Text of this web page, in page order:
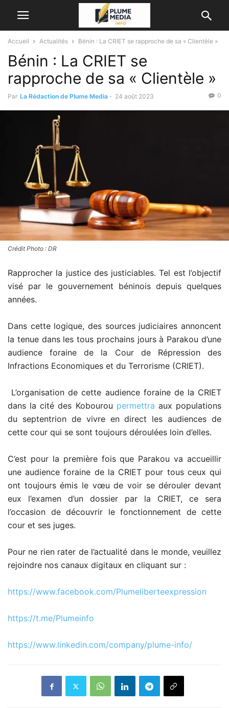
Accueil Actualités Bénin : La CRIET se rapproche de sa « Clientèle »
Bénin : La CRIET se
rapproche de sa « Clientèle »
Par La Rédaction de Plume Media - 24 août 2023 0
Crédit Photo : DR
Rapprocher la justice des justiciables. Tel est l’objectif
visé par le gouvernement béninois depuis quelques
années.
Dans cette logique, des sources judiciaires annoncent
la tenue dans les tous prochains jours à Parakou d’une
audience foraine de la Cour de Répression des
Infractions Economiques et du Terrorisme (CRIET).
L’organisation de cette audience foraine de la CRIET
dans la cité des Kobourou permettra aux populations
du septentrion de vivre en direct les audiences de
cette cour qui se sont toujours déroulées loin d’elles.
C’est pour la première fois que Parakou va accueillir
une audience foraine de la CRIET pour tous ceux qui
ont toujours émis le vœu de voir se dérouler devant
eux l’examen d’un dossier par la CRIET, ce sera
l’occasion de découvrir le fonctionnement de cette
cour et ses juges.
Pour ne rien rater de l’actualité dans le monde, veuillez
rejoindre nos canaux digitaux en cliquant sur :
https://www.facebook.com/Plumeliberteexpression
https://t.me/Plumeinfo
https://www.linkedin.com/company/plume-info/